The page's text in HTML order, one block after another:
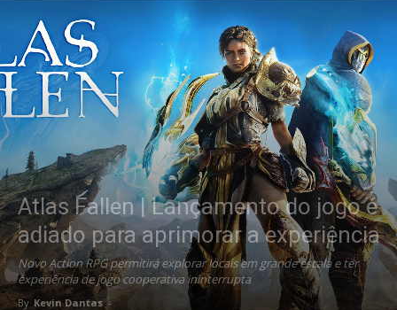
Atlas Fallen | Lançamento do jogo é
adiado para aprimorar a experiência
Novo Action RPG permitirá explorar locais em grande escala e ter
experiência de jogo cooperativa ininterrupta
By Kevin Dantas -